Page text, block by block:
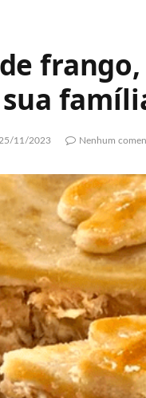
25/11/2023 Nenhum